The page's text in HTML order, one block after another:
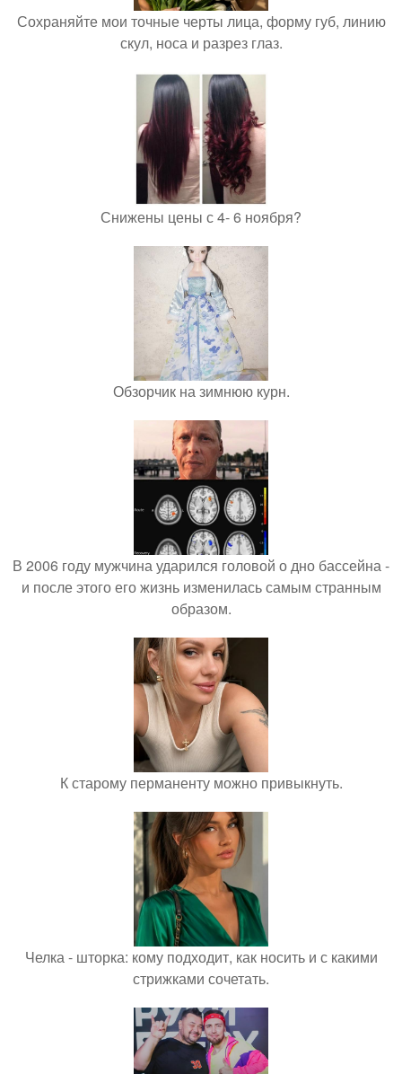
Сохраняйте мои точные черты лица, форму губ, линию
скул, носа и разрез глаз.
Снижены цены с 4- 6 ноября?
Обзорчик на зимнюю курн.
В 2006 году мужчина ударился головой о дно бассейна -
и после этого его жизнь изменилась самым странным
образом.
К старому перманенту можно привыкнуть.
Челка - шторка: кому подходит, как носить и с какими
стрижками сочетать.